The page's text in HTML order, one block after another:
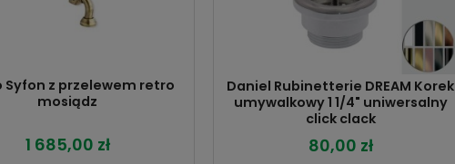
Syfon z przelewem retro
mosiądz
1 685,00 zł
Daniel Rubinetterie DREAM Korek
umywalkowy 1 1/4" uniwersalny
click clack
80,00 zł